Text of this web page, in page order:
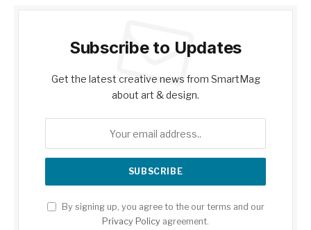
Subscribe to Updates
Get the latest creative news from SmartMag
about art & design.
By signing up, you agree to the our terms and our
Privacy Policy agreement.